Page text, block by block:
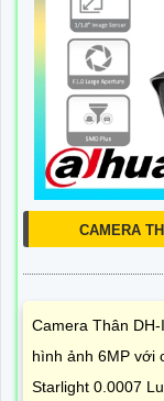
CAMERA
Camera Thân
hình ảnh 6MP với
Starlight 0.0007